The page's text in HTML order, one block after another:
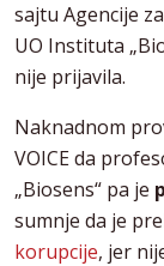
sajtu Agencije
UO Instituta
nije prijavila.
Naknadnom
VOICE da
„Biosens“ pa je
sumnje da je
korupcije, jer